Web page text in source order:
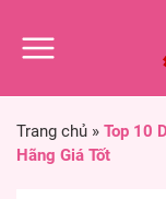
Trang chủ » Top 10
Hãng Giá Tốt